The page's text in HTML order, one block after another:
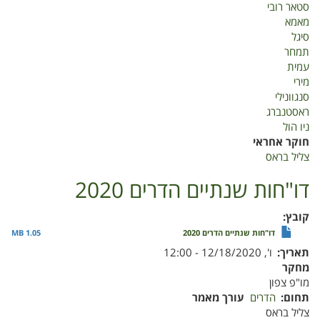
סטאר רובי
מאמא
סיגל
תמחר
עמית
מירי
סנגוונילי
ראסטנברג
ניו הול
חוקר אחראי
צליל בראס
דו"חות שנתיים הדרים 2020
קובץ
דו"חות שנתיים הדרים 2020 1.05 MB
תאריך ו', 12/18/2020 - 12:00
מחקר
מו"פ צפון
תחום הדרים עורך מאמר
צליל בראס